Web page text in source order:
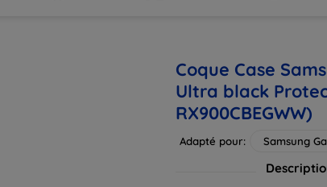
Coque Case
Ultra black
RX900CBEGWW)
Adapté pour: Samsung